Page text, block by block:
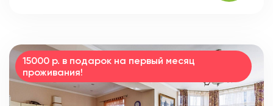
15000 р. в подарок на первый месяц
проживания!